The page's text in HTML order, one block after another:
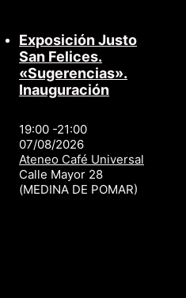
Exposición Justo
San Felices.
«Sugerencias».
Inauguración
19:00 -21:00
07/08/2026
Ateneo Café Universal
Calle Mayor 28
(MEDINA DE POMAR)